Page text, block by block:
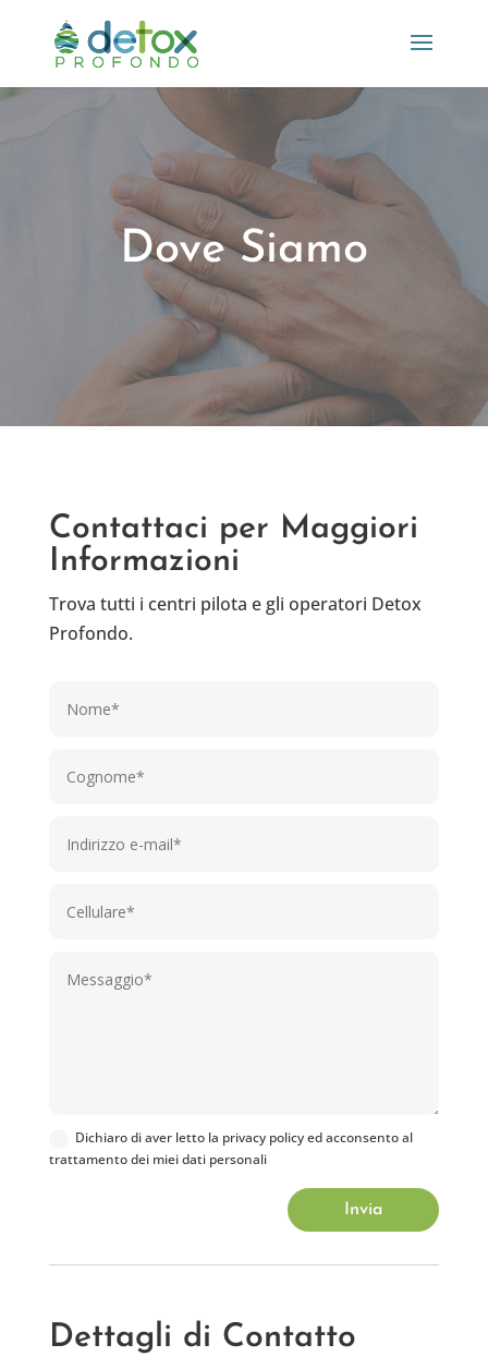
Dove Siamo
Contattaci per Maggiori
Informazioni
Trova tutti i centri pilota e gli operatori Detox
Profondo.
Dichiaro di aver letto la privacy policy ed acconsento al
trattamento dei miei dati personali
Invia
Dettagli di Contatto